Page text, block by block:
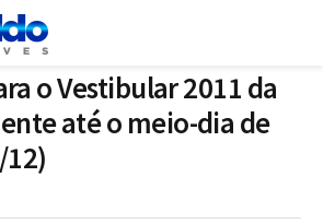
o Vestibular 2011 da
até o meio-dia de